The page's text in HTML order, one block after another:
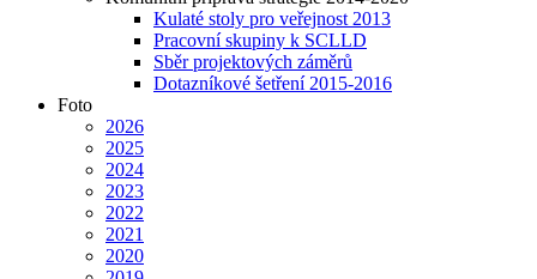
Kulaté stoly pro veřejnost 2013
Pracovní skupiny k SCLLD
Sběr projektových záměrů
Dotazníkové šetření 2015-2016
Foto
2026
2025
2024
2023
2022
2021
2020